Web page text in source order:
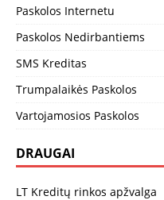
Paskolos Internetu
Paskolos Nedirbantiems
SMS Kreditas
Trumpalaikės Paskolos
Vartojamosios Paskolos
DRAUGAI
LT Kreditų rinkos apžvalga